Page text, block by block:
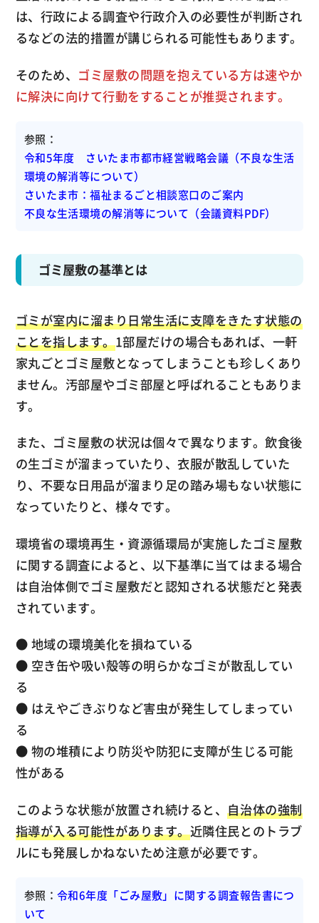
は、行政による調査や行政介入の必要性が判断され
るなどの法的措置が講じられる可能性もあります。
そのため、 ゴミ屋敷の問題を抱えている方は速やか
に解決に向けて行動をすることが推奨されます。
参照：
令和5年度 さいたま市都市経営戦略会議（不良な生活
環境の解消等について）
さいたま市：福祉まるごと相談窓口のご案内
不良な生活環境の解消等について（会議資料PDF）
ゴミ屋敷の基準とは
ゴミが室内に溜まり日常生活に支障をきたす状態の
ことを指します。1部屋だけの場合もあれば、一軒
家丸ごとゴミ屋敷となってしまうことも珍しくあり
ません。汚部屋やゴミ部屋と呼ばれることもありま
す。
また、ゴミ屋敷の状況は個々で異なります。飲食後
の生ゴミが溜まっていたり、衣服が散乱していた
り、不要な日用品が溜まり足の踏み場もない状態に
なっていたりと、様々です。
環境省の環境再生・資源循環局が実施したゴミ屋敷
に関する調査によると、以下基準に当てはまる場合
は自治体側でゴミ屋敷だと認知される状態だと発表
されています。
● 地域の環境美化を損ねている
● 空き缶や吸い殻等の明らかなゴミが散乱してい
る
● はえやごきぶりなど害虫が発生してしまってい
る
● 物の堆積により防災や防犯に支障が生じる可能
性がある
このような状態が放置され続けると、自治体の強制
指導が入る可能性があります。近隣住民とのトラブ
ルにも発展しかねないため注意が必要です。
参照： 令和6年度「ごみ屋敷」に関する調査報告書につ
いて